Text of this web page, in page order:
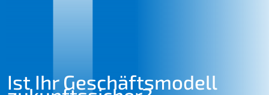
Ist Ihr Geschäfts­mo­dell